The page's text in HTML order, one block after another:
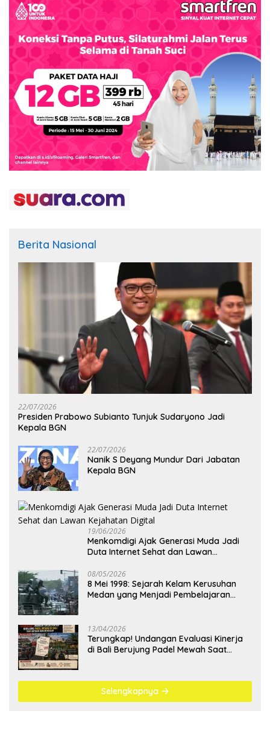
Berita Nasional
22/07/2026
Presiden Prabowo Subianto Tunjuk Sudaryono Jadi
Kepala BGN
22/07/2026
Nanik S Deyang Mundur Dari Jabatan
Kepala BGN
19/06/2026
Menkomdigi Ajak Generasi Muda Jadi
Duta Internet Sehat dan Lawan
08/05/2026
8 Mei 1998: Sejarah Kelam Kerusuhan
Medan yang Menjadi Pembelajaran
13/04/2026
Terungkap! Undangan Evaluasi Kinerja
di Bali Berujung Padel Mewah Saat
Selengkapnya